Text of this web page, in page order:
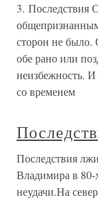
3. Последствия
сторон не было.
обе рано или
неизбежность. И
со временем
Последствия
Владимира в 80-
неудачи.На